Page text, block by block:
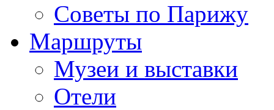
Советы по Парижу
Маршруты
Музеи и выставки
Отели